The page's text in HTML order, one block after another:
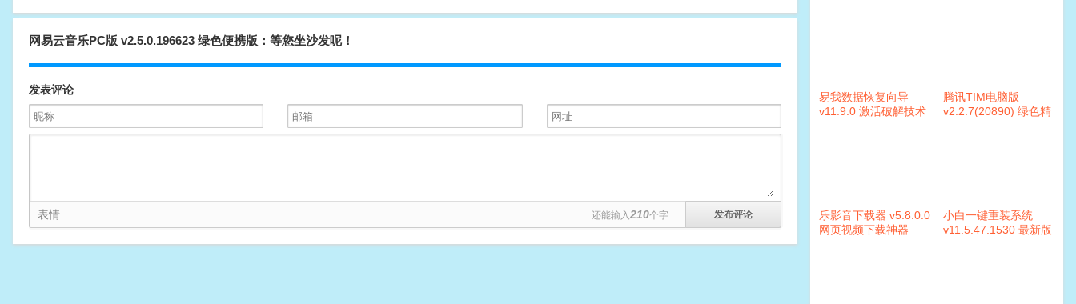
网易云音乐PC版 v2.5.0.196623 绿色便携版：等您坐沙发呢！
发表评论
表情 还能输入210个字
易我数据恢复向导
v11.9.0 激活破解技术
腾讯TIM电脑版
v2.2.7(20890) 绿色精
乐影音下载器 v5.8.0.0
网页视频下载神器
小白一键重装系统
v11.5.47.1530 最新版